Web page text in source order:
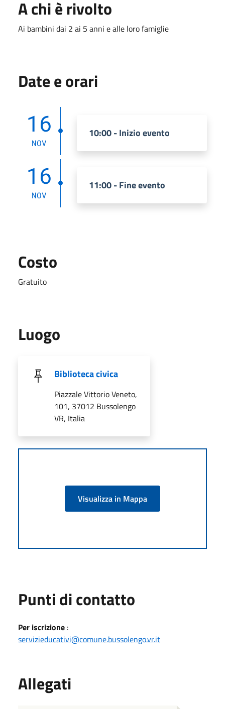
A chi è rivolto
Ai bambini dai 2 ai 5 anni e alle loro famiglie
Date e orari
16
NOV
10:00 - Inizio evento
16
NOV
11:00 - Fine evento
Costo
Gratuito
Luogo
Biblioteca civica
Piazzale Vittorio Veneto,
101, 37012 Bussolengo
VR, Italia
Visualizza in Mappa
Punti di contatto
Per iscrizione :
servizieducativi@comune.bussolengo.vr.it
Allegati